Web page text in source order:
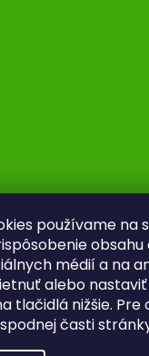
používame na
médií a na
alebo
tlačidlá nižšie.
časti